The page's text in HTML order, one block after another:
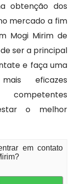
obtenção dos
mercado a fim
Mogi Mirim de
ser a principal
e faça uma
eficazes
o melhor
em contato